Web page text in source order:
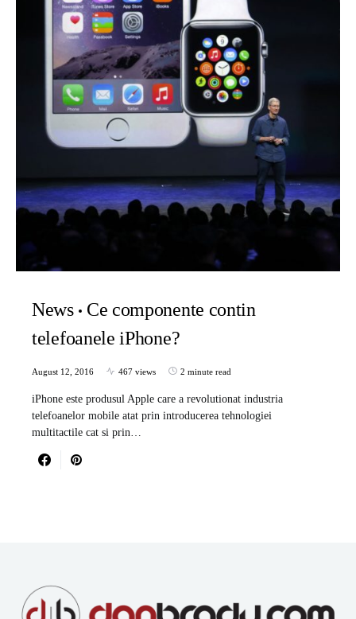
News
Ce componente contin
telefoanele iPhone?
August 12, 2016 467 views 2 minute read
iPhone este produsul Apple care a revolutionat industria
telefoanelor mobile atat prin introducerea tehnologiei
multitactile cat si prin…